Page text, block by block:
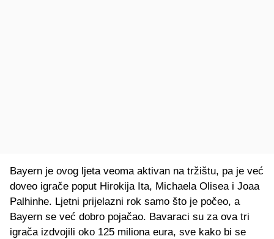
Bayern je ovog ljeta veoma aktivan na tržištu, pa je već
doveo igrače poput Hirokija Ita, Michaela Olisea i Joaa
Palhinhe. Ljetni prijelazni rok samo što je počeo, a
Bayern se već dobro pojačao. Bavaraci su za ova tri
igrača izdvojili oko 125 miliona eura, sve kako bi se